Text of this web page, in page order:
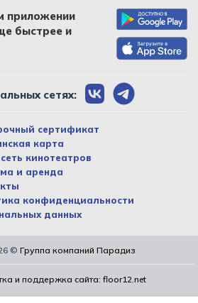
приложении
быстрее и
сетях:
сертификат
карта
кинотеатров
и аренда
конфиденциальности
данных
© Группа компаний Парадиз
и поддержка сайта: floor12.net